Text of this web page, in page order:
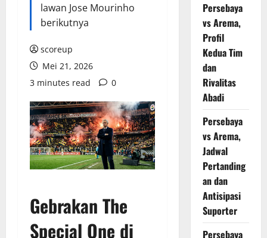
lawan Jose Mourinho
berikutnya
scoreup
Mei 21, 2026
3 minutes read
0
Gebrakan The
Special One di
Persebaya
vs Arema,
Profil
Kedua Tim
dan
Rivalitas
Abadi
Persebaya
vs Arema,
Jadwal
Pertanding
an dan
Antisipasi
Suporter
Persebaya